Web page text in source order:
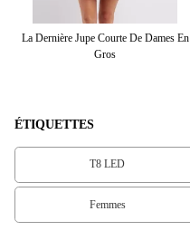
La Dernière Jupe Courte De Dames En
Gros
ÉTIQUETTES
T8 LED
Femmes